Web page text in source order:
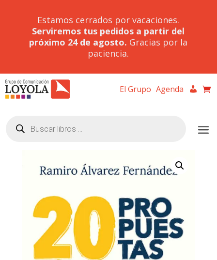
Estamos cerrados por vacaciones.
Serviremos tus pedidos a partir del
próximo 24 de agosto. Gracias por la
paciencia.
El Grupo Agenda
productos